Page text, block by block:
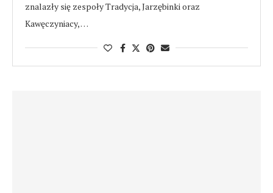
znalazły się zespoły Tradycja, Jarzębinki oraz
Kawęczyniacy, …